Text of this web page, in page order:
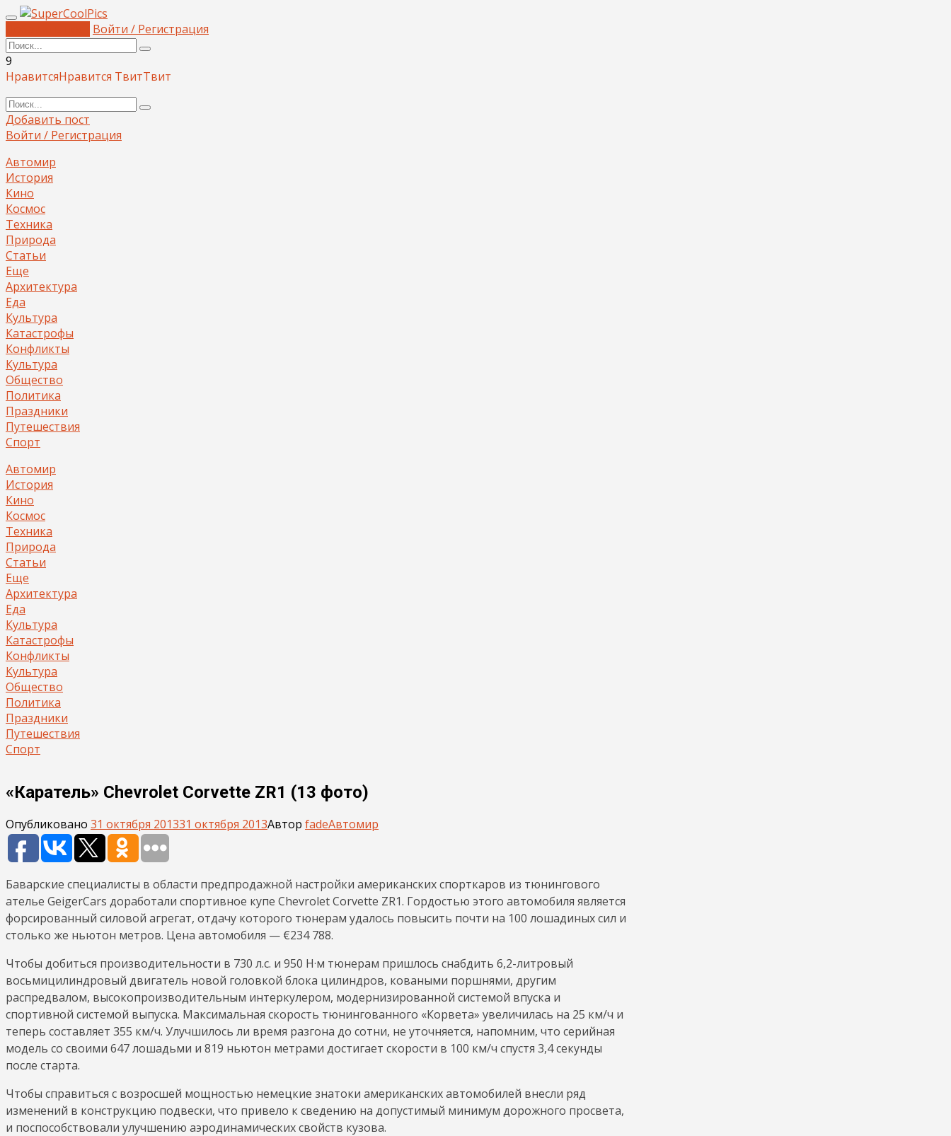
Войти / Регистрация
9
НравитсяНравится ТвитТвит
Добавить пост
Войти / Регистрация
Автомир
История
Кино
Космос
Техника
Природа
Статьи
Еще
Архитектура
Еда
Культура
Катастрофы
Конфликты
Культура
Общество
Политика
Праздники
Путешествия
Спорт
Автомир
История
Кино
Космос
Техника
Природа
Статьи
Еще
Архитектура
Еда
Культура
Катастрофы
Конфликты
Культура
Общество
Политика
Праздники
Путешествия
Спорт
«Каратель» Chevrolet Corvette ZR1 (13 фото)
Опубликовано 31 октября 201331 октября 2013Автор fadeАвтомир
Баварские специалисты в области предпродажной настройки американских спорткаров из тюнингового
ателье GeigerCars доработали спортивное купе Chevrolet Corvette ZR1. Гордостью этого автомобиля является
форсированный силовой агрегат, отдачу которого тюнерам удалось повысить почти на 100 лошадиных сил и
столько же ньютон метров. Цена автомобиля — €234 788.
Чтобы добиться производительности в 730 л.с. и 950 Н·м тюнерам пришлось снабдить 6,2-литровый
восьмицилиндровый двигатель новой головкой блока цилиндров, коваными поршнями, другим
распредвалом, высокопроизводительным интеркулером, модернизированной системой впуска и
спортивной системой выпуска. Максимальная скорость тюнингованного «Корвета» увеличилась на 25 км/ч и
теперь составляет 355 км/ч. Улучшилось ли время разгона до сотни, не уточняется, напомним, что серийная
модель со своими 647 лошадьми и 819 ньютон метрами достигает скорости в 100 км/ч спустя 3,4 секунды
после старта.
Чтобы справиться с возросшей мощностью немецкие знатоки американских автомобилей внесли ряд
изменений в конструкцию подвески, что привело к сведению на допустимый минимум дорожного просвета,
и поспособствовали улучшению аэродинамических свойств кузова.